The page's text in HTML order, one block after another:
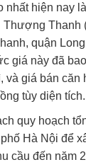
nhất hiện nay
Thượng Thanh
quận
giá này đã
và giá bán
tùy diện tích.
quy hoạch
Hà Nội để
cầu đến năm